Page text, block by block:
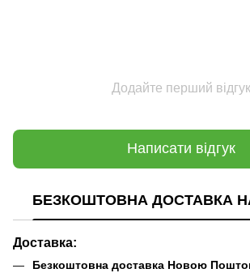
Додайте перший відгук
Написати відгук
БЕЗКОШТОВНА ДОСТАВКА
Доставка:
Безкоштовна доставка Новою